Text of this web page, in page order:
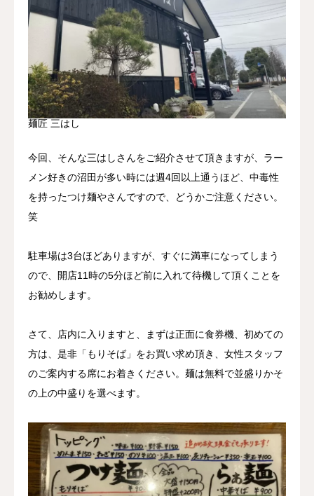
麺匠 三はし
今回、そんな三はしさんをご紹介させて頂きますが、ラー
メン好きの沼田が多い時には週4回以上通うほど、中毒性
を持ったつけ麺やさんですので、どうかご注意ください。
笑
駐車場は3台ほどありますが、すぐに満車になってしまう
ので、開店11時の5分ほど前に入れて待機して頂くことを
お勧めします。
さて、店内に入りますと、まずは正面に食券機、初めての
方は、是非「もりそば」をお買い求め頂き、女性スタッフ
のご案内する席にお着きください。麺は無料で並盛りかそ
の上の中盛りを選べます。